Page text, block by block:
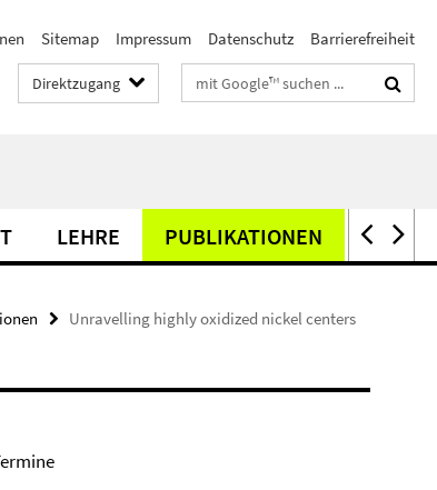
Sitemap Impressum Datenschutz Barrierefreiheit
Direktzugang Suchbegriffe
LEHRE PUBLIKATIONEN
Unravelling highly oxidized nickel centers